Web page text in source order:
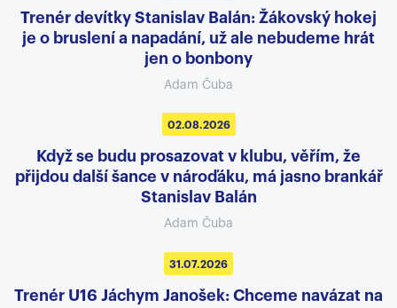
Trenér devítky Stanislav Balán: Žákovský hokej
je o bruslení a napadání, už ale nebudeme hrát
jen o bonbony
Adam Čuba
02.08.2026
Když se budu prosazovat v klubu, věřím, že
přijdou další šance v nároďáku, má jasno brankář
Stanislav Balán
Adam Čuba
31.07.2026
Trenér U16 Jáchym Janošek: Chceme navázat na